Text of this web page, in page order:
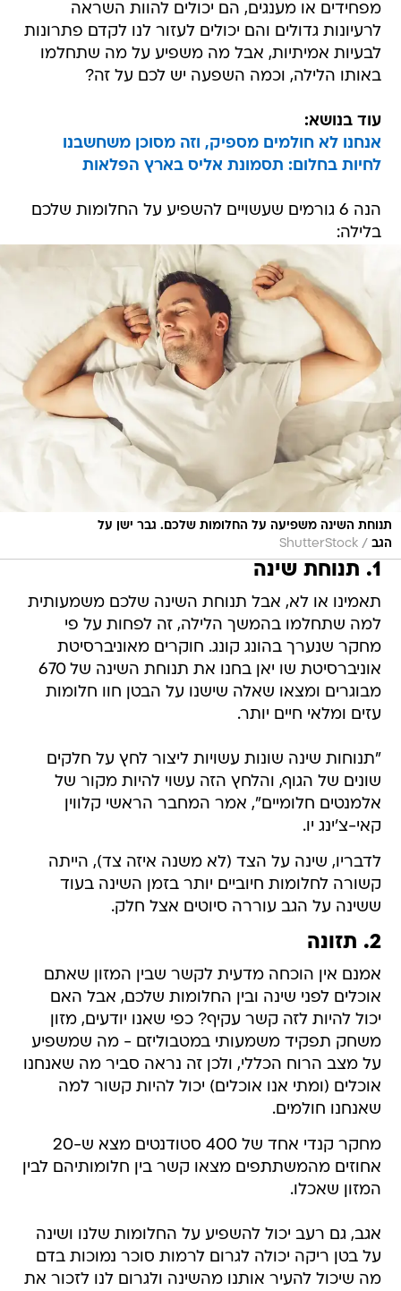
מפחידים או מענגים, הם יכולים להוות השראה
לרעיונות גדולים והם יכולים לעזור לנו לקדם פתרונות
לבעיות אמיתיות, אבל מה משפיע על מה שתחלמו
באותו הלילה, וכמה השפעה יש לכם על זה?
עוד בנושא:
אנחנו לא חולמים מספיק, וזה מסוכן משחשבנו
לחיות בחלום: תסמונת אליס בארץ הפלאות
הנה 6 גורמים שעשויים להשפיע על החלומות שלכם
בלילה:
תנוחת השינה משפיעה על החלומות שלכם. גבר ישן על
הגב /
ShutterStock
1. תנוחת שינה
תאמינו או לא, אבל תנוחת השינה שלכם משמעותית
למה שתחלמו בהמשך הלילה, זה לפחות על פי
מחקר שנערך בהונג קונג. חוקרים מאוניברסיטת
אוניברסיטת שו יאן בחנו את תנוחת השינה של 670
מבוגרים ומצאו שאלה שישנו על הבטן חוו חלומות
עזים ומלאי חיים יותר.
"תנוחות שינה שונות עשויות ליצור לחץ על חלקים
שונים של הגוף, והלחץ הזה עשוי להיות מקור של
אלמנטים חלומיים", אמר המחבר הראשי קלווין
קאי-צ'ינג יו.
לדבריו, שינה על הצד (לא משנה איזה צד), הייתה
קשורה לחלומות חיוביים יותר בזמן השינה בעוד
ששינה על הגב עוררה סיוטים אצל חלק.
2. תזונה
אמנם אין הוכחה מדעית לקשר שבין המזון שאתם
אוכלים לפני שינה ובין החלומות שלכם, אבל האם
יכול להיות לזה קשר עקיף? כפי שאנו יודעים, מזון
משחק תפקיד משמעותי במטבוליזם - מה שמשפיע
על מצב הרוח הכללי, ולכן זה נראה סביר מה שאנחנו
אוכלים (ומתי אנו אוכלים) יכול להיות קשור למה
שאנחנו חולמים.
מחקר קנדי אחד של 400 סטודנטים מצא ש-20
אחוזים מהמשתתפים מצאו קשר בין חלומותיהם לבין
המזון שאכלו.
אגב, גם רעב יכול להשפיע על החלומות שלנו ושינה
על בטן ריקה יכולה לגרום לרמות סוכר נמוכות בדם
מה שיכול להעיר אותנו מהשינה ולגרום לנו לזכור את